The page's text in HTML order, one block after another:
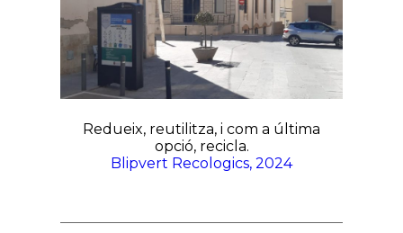
Redueix, reutilitza, i com a última
opció, recicla.
Blipvert Recologics, 2024